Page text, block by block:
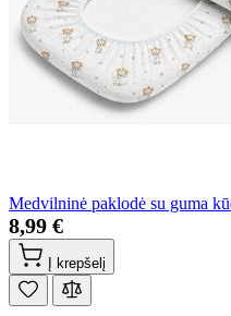
Medvilninė paklodė su guma
8,99 €
Į krepšelį